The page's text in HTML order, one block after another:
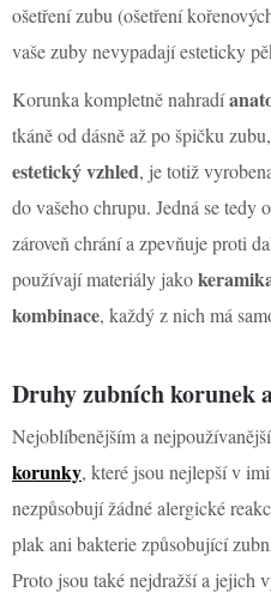
ošetření zubu (ošetření
vaše zuby nevypadají esteticky
Korunka kompletně nahradí
tkáně od dásně až po špičku
estetický vzhled, je totiž
do vašeho chrupu. Jedná se tedy o
zároveň chrání a zpevňuje proti
používají materiály jako
kombinace, každý z nich má
Druhy zubních korunek
Nejoblíbenějším a
korunky, které jsou nejlepší v
nezpůsobují žádné alergické
plak ani bakterie způsobující
Proto jsou také nejdražší a jejich